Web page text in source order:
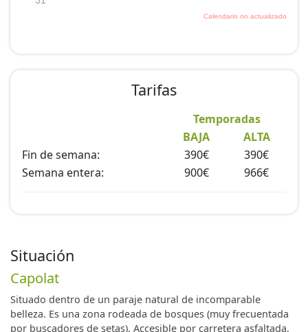
Situación
Capolat
Situado dentro de un paraje natural de incomparable
belleza. Es una zona rodeada de bosques (muy frecuentada
por buscadores de setas). Accesible por carretera asfaltada,
Tarifas
Temporadas
BAJA
ALTA
Fin de semana:
390€
390€
Semana entera:
900€ 966€